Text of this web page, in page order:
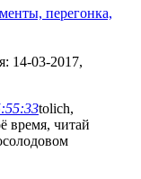
перегонка,
: 14-03-2017,
tolich,
время, читай